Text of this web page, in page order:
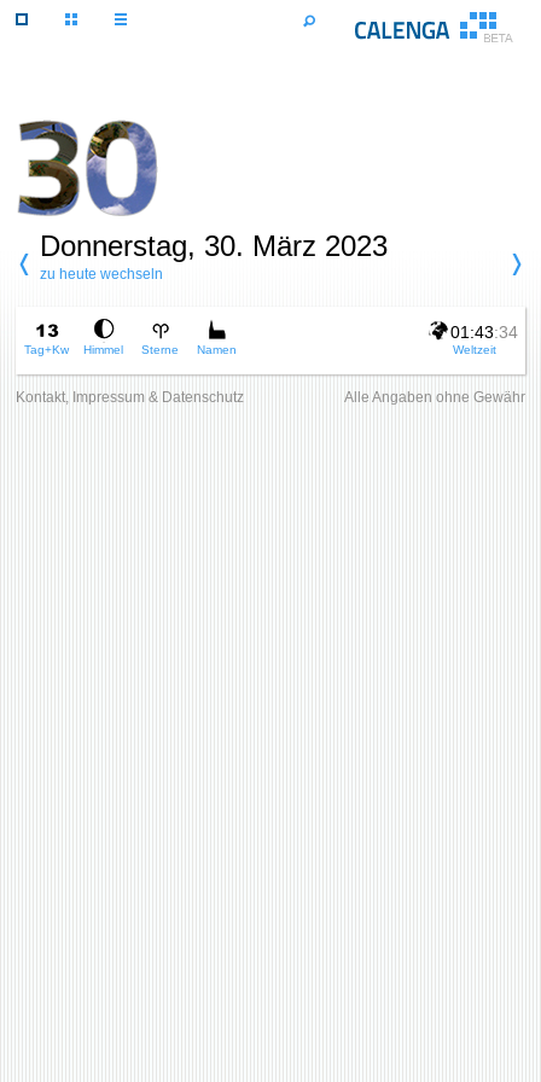
Donnerstag, 30. März 2023
zu heute wechseln
Tag+Kw Himmel Sterne Namen
01:43:34
Weltzeit
Alle Angaben ohne Gewähr
Kontakt, Impressum & Datenschutz